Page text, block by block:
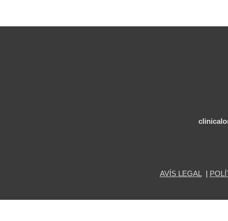
AVÍS LEGAL |